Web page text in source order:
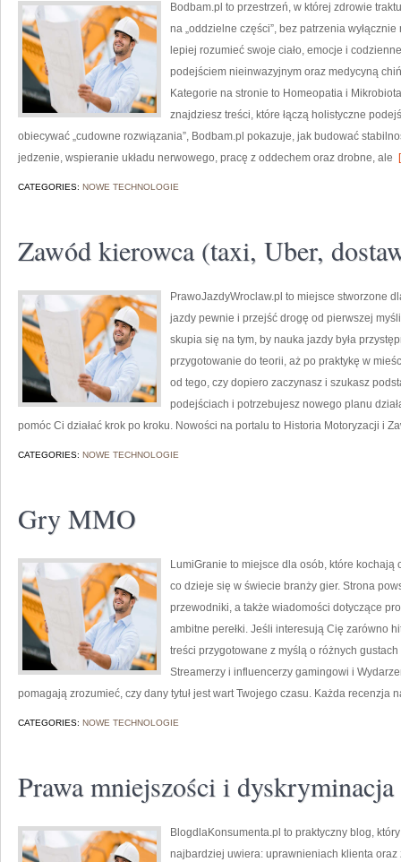
Bodbam.pl to przestrzeń, w której zdrowie
na „oddzielne części”, bez patrzenia
lepiej rozumieć swoje ciało, emocje i
podejściem nieinwazyjnym oraz medycyną
Kategorie na stronie to Homeopatia i
znajdziesz treści, które łączą holistyczne
obiecywać „cudowne rozwiązania”, Bodbam.pl pokazuje, jak budować
jedzenie, wspieranie układu nerwowego, pracę z oddechem oraz drobne, ale
CATEGORIES: NOWE TECHNOLOGIE
Zawód kierowca (taxi, Uber,
PrawoJazdyWroclaw.pl to miejsce stworzone
jazdy pewnie i przejść drogę od pierwszej
skupia się na tym, by nauka jazdy była
przygotowanie do teorii, aż po praktykę w
od tego, czy dopiero zaczynasz i szukasz
podejściach i potrzebujesz nowego planu
pomóc Ci działać krok po kroku. Nowości na portalu to Historia Motoryzacji i
CATEGORIES: NOWE TECHNOLOGIE
Gry MMO
LumiGranie to miejsce dla osób, które
co dzieje się w świecie branży gier. Strona
przewodniki, a także wiadomości dotyczące
ambitne perełki. Jeśli interesują Cię zarówno
treści przygotowane z myślą o różnych
Streamerzy i influencerzy gamingowi i
pomagają zrozumieć, czy dany tytuł jest wart Twojego czasu. Każda recenzja
CATEGORIES: NOWE TECHNOLOGIE
Prawa mniejszości i dyskryminacja
BlogdlaKonsumenta.pl to praktyczny blog,
najbardziej uwiera: uprawnieniach klienta